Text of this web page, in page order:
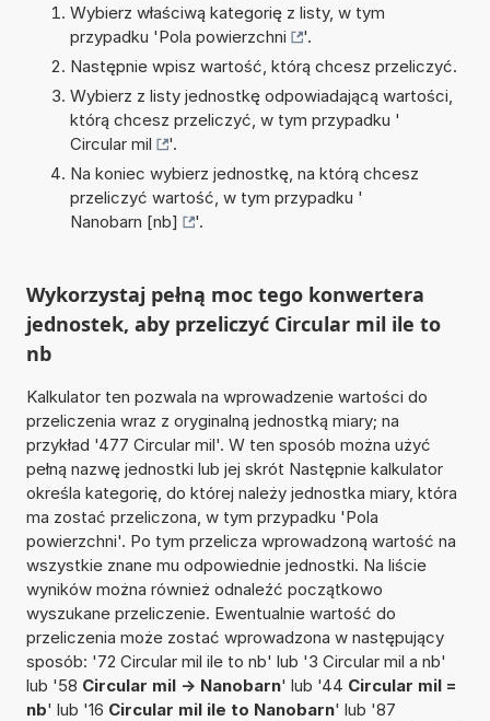
Wybierz właściwą kategorię z listy, w tym
przypadku 'Pola powierzchni
'.
Następnie wpisz wartość, którą chcesz przeliczyć.
Wybierz z listy jednostkę odpowiadającą wartości,
którą chcesz przeliczyć, w tym przypadku '
Circular mil
'.
Na koniec wybierz jednostkę, na którą chcesz
przeliczyć wartość, w tym przypadku '
Nanobarn [nb]
'.
Wykorzystaj pełną moc tego konwertera
jednostek, aby przeliczyć Circular mil ile to
nb
Kalkulator ten pozwala na wprowadzenie wartości do
przeliczenia wraz z oryginalną jednostką miary; na
przykład '477 Circular mil'. W ten sposób można użyć
pełną nazwę jednostki lub jej skrót Następnie kalkulator
określa kategorię, do której należy jednostka miary, która
ma zostać przeliczona, w tym przypadku 'Pola
powierzchni'. Po tym przelicza wprowadzoną wartość na
wszystkie znane mu odpowiednie jednostki. Na liście
wyników można również odnaleźć początkowo
wyszukane przeliczenie. Ewentualnie wartość do
przeliczenia może zostać wprowadzona w następujący
sposób: '72 Circular mil ile to nb' lub '3 Circular mil a nb'
lub '58 Circular mil -> Nanobarn' lub '44 Circular mil =
nb' lub '16 Circular mil ile to Nanobarn' lub '87